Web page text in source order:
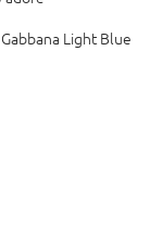
Light Blue